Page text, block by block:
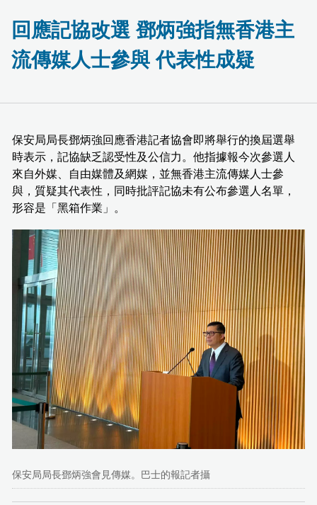
回應記協改選 鄧炳強指無香港主
流傳媒人士參與 代表性成疑
保安局局長鄧炳強回應香港記者協會即將舉行的換屆選舉
時表示，記協缺乏認受性及公信力。他指據報今次參選人
來自外媒、自由媒體及網媒，並無香港主流傳媒人士參
與，質疑其代表性，同時批評記協未有公布參選人名單，
形容是「黑箱作業」。
保安局局長鄧炳強會見傳媒。巴士的報記者攝